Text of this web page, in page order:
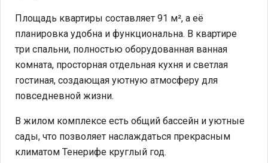
Площадь квартиры составляет 91 м², а её
планировка удобна и функциональна. В квартире
три спальни, полностью оборудованная ванная
комната, просторная отдельная кухня и светлая
гостиная, создающая уютную атмосферу для
повседневной жизни.
В жилом комплексе есть общий бассейн и уютные
сады, что позволяет наслаждаться прекрасным
климатом Тенерифе круглый год.